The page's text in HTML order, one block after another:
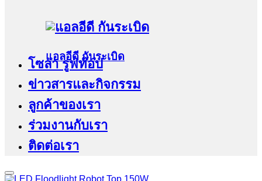
แอลอีดี กันระเบิด
โซล่า รูฟท๊อป
ข่าวสารและกิจกรรม
ลูกค้าของเรา
ร่วมงานกับเรา
ติดต่อเรา